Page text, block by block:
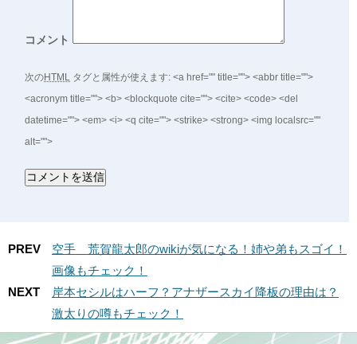
コメント
次のHTML タグと属性が使えます: <a href="" title=""> <abbr title="">
<acronym title=""> <b> <blockquote cite=""> <cite> <code> <del
datetime=""> <em> <i> <q cite=""> <strike> <strong> <img localsrc=""
alt="">
PREV
空手 荒賀龍太郎のwikiが気になる！姉や弟もスゴイ！
画像もチェック！
NEXT
岸本セシルはハーフ？アナザースカイ降板の理由は？
激太りの噂もチェック！